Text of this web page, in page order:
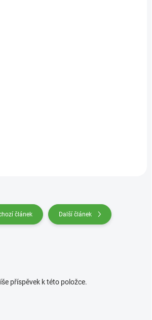
článek Další článek
příspěvek k této položce.